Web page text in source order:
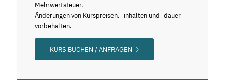
Mehrwertsteuer.
Änderungen von Kurspreisen, -inhalten und -dauer
vorbehalten.
KURS BUCHEN / ANFRAGEN